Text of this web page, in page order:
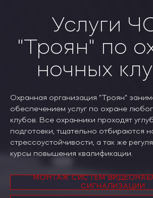
Услуги
"Троян" по
ночных
Охранная организация "Троян"
обеспечением услуг по охране
клубов. Все охранники проходят
подготовки, тщательно отбираются
стрессоустойчивости, а так же
курсы повышения квалификации.
МОНТАЖ СИСТЕМ
СИГНАЛИЗАЦИИ